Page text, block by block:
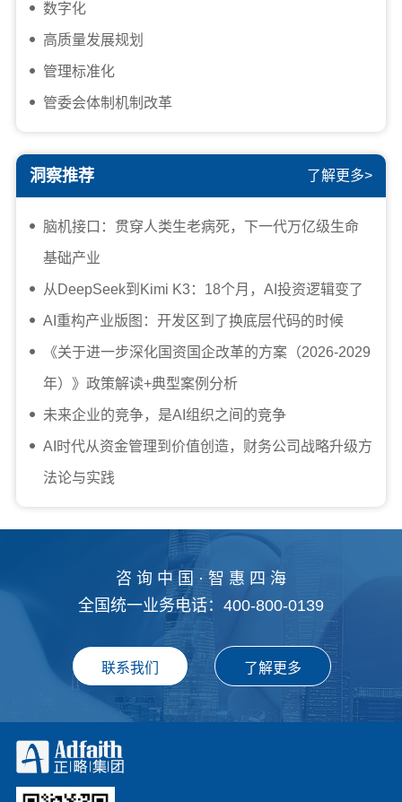
数字化
高质量发展规划
管理标准化
管委会体制机制改革
洞察推荐 了解更多>
脑机接口：贯穿人类生老病死，下一代万亿级生命
基础产业
从DeepSeek到Kimi K3：18个月，AI投资逻辑变了
AI重构产业版图：开发区到了换底层代码的时候
《关于进一步深化国资国企改革的方案（2026-2029
年）》政策解读+典型案例分析
未来企业的竞争，是AI组织之间的竞争
AI时代从资金管理到价值创造，财务公司战略升级方
法论与实践
咨 询 中 国 · 智 惠 四 海
全国统一业务电话：400-800-0139